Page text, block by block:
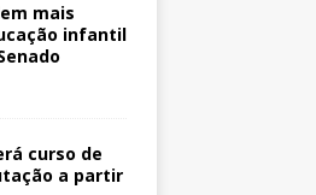
mais
infantil
curso de
a partir